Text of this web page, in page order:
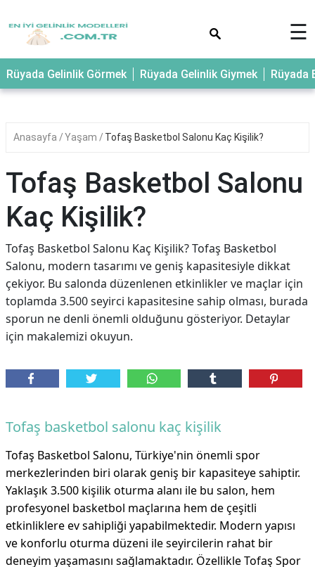
☰
Rüyada Gelinlik Görmek Rüyada Gelinlik Giymek Rüyada
Anasayfa Yaşam Tofaş Basketbol Salonu Kaç Kişilik?
Tofaş Basketbol Salonu
Kaç Kişilik?
Tofaş Basketbol Salonu Kaç Kişilik? Tofaş Basketbol
Salonu, modern tasarımı ve geniş kapasitesiyle dikkat
çekiyor. Bu salonda düzenlenen etkinlikler ve maçlar için
toplamda 3.500 seyirci kapasitesine sahip olması, burada
sporun ne denli önemli olduğunu gösteriyor. Detaylar
için makalemizi okuyun.
Tofaş basketbol salonu kaç kişilik
Tofaş Basketbol Salonu, Türkiye'nin önemli spor
merkezlerinden biri olarak geniş bir kapasiteye sahiptir.
Yaklaşık 3.500 kişilik oturma alanı ile bu salon, hem
profesyonel basketbol maçlarına hem de çeşitli
etkinliklere ev sahipliği yapabilmektedir. Modern yapısı
ve konforlu oturma düzeni ile seyircilerin rahat bir
deneyim yaşamasını sağlamaktadır. Özellikle Tofaş Spor